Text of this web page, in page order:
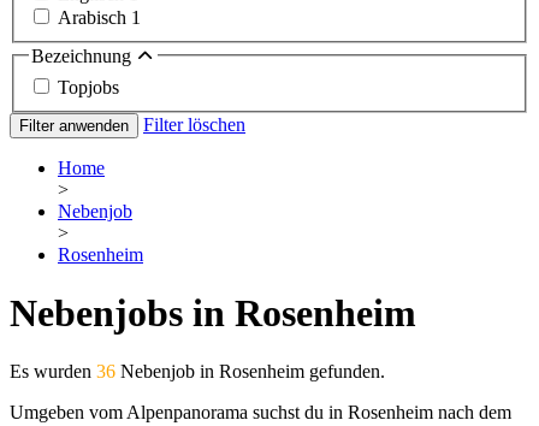
Arabisch 1
Bezeichnung
Topjobs
Filter anwenden Filter löschen
Home
>
Nebenjob
>
Rosenheim
Nebenjobs in Rosenheim
Es wurden 36 Nebenjob in Rosenheim gefunden.
Umgeben vom Alpenpanorama suchst du in Rosenheim nach dem